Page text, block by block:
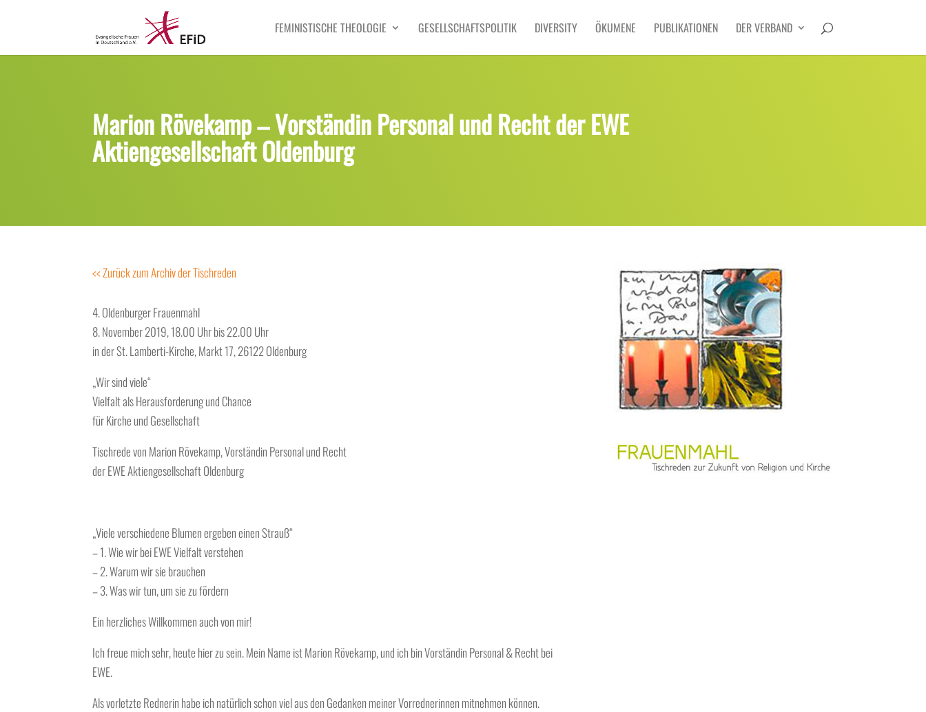
FEMINISTISCHE THEOLOGIE GESELLSCHAFTSPOLITIK DIVERSITY ÖKUMENE PUBLIKATIONEN DER VERBAND
Marion Rövekamp – Vorständin Personal und Recht der EWE
Aktiengesellschaft Oldenburg
<< Zurück zum Archiv der Tischreden
4. Oldenburger Frauenmahl
8. November 2019, 18.00 Uhr bis 22.00 Uhr
in der St. Lamberti-Kirche, Markt 17, 26122 Oldenburg
„Wir sind viele“
Vielfalt als Herausforderung und Chance
für Kirche und Gesellschaft
Tischrede von Marion Rövekamp, Vorständin Personal und Recht
der EWE Aktiengesellschaft Oldenburg
„Viele verschiedene Blumen ergeben einen Strauß“
– 1. Wie wir bei EWE Vielfalt verstehen
– 2. Warum wir sie brauchen
– 3. Was wir tun, um sie zu fördern
Ein herzliches Willkommenauch von mir!
Ich freue mich sehr, heute hier zu sein. Mein Name istMarion Rövekamp, und ich binVorständin Personal & Recht bei
EWE.
Als vorletzte Rednerin habe ich natürlich schon viel aus den Gedanken meiner Vorrednerinnen mitnehmen können.